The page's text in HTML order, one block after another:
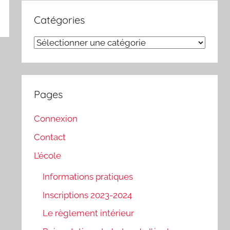
Catégories
Catégories
Pages
Connexion
Contact
L’école
Informations pratiques
Inscriptions 2023-2024
Le règlement intérieur